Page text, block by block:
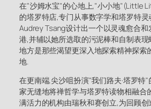
在"沙姆水宝"的心地上,"小小地"(Little
的塔罗特店,专门从事数字学和塔罗特灵
Audrey Tsang设计出一个以灵魂愈合
港,并辅以她所选取的污泥棒和自制表现
地方是那些渴望更深入地探索精神探索
地.
在更南端,尖沙咀扮演"我们路夫·塔罗特
家无缝地将禅哲学与塔罗特读物相融合
满活力的机构由瑞秋和赛创立,为回顾